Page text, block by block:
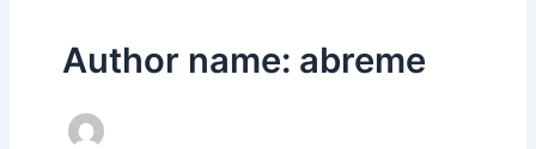
Author name: abreme